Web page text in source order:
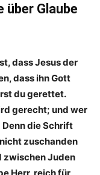
über Glaube
dass Jesus der
dass ihn Gott
du gerettet.
gerecht; und wer
Denn die Schrift
zuschanden
zwischen Juden